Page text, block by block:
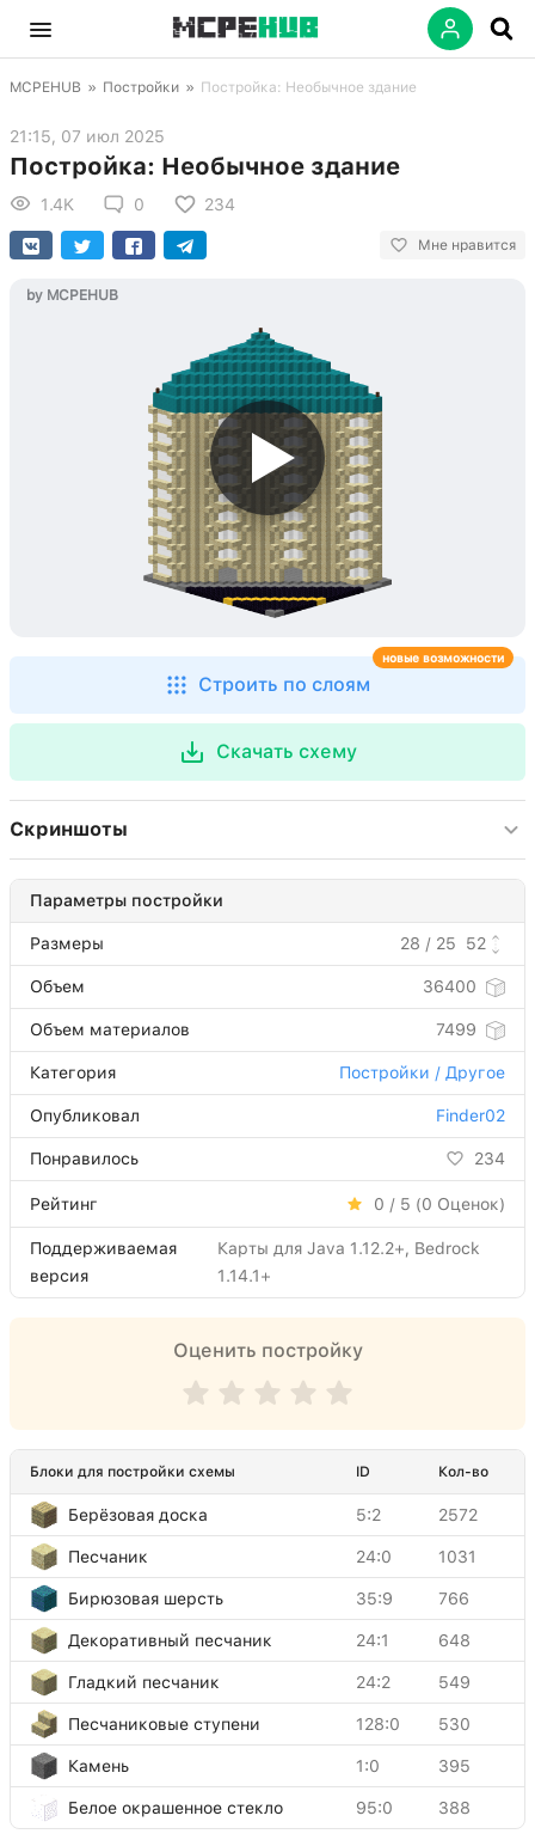
MCPEHUB » Постройки » Постройка: Необычное здание
21:15, 07 июл 2025
Постройка: Необычное здание
1.4K 0 234
Мне нравится
by MCPEHUB
Строить по слоям
новые возможности
Скачать схему
Скриншоты
Параметры постройки
Размеры 28 / 25 52
Объем 36400
Объем материалов 7499
Категория Постройки / Другое
Опубликовал Finder02
Понравилось 234
Рейтинг 0 / 5 (0 Оценок)
Поддерживаемая
версия
Карты для Java 1.12.2+, Bedrock
1.14.1+
Оценить постройку
Блоки для постройки схемы ID Кол-во
Берёзовая доска 5:2 2572
Песчаник 24:0 1031
Бирюзовая шерсть 35:9 766
Декоративный песчаник 24:1 648
Гладкий песчаник 24:2 549
Песчаниковые ступени 128:0 530
Камень 1:0 395
Белое окрашенное стекло 95:0 388